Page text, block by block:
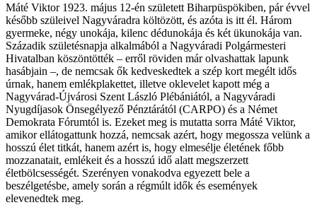
Máté Viktor 1923. május 12-én született Biharpüspökiben, pár évvel
később szüleivel Nagyváradra költözött, és azóta is itt él. Három
gyermeke, négy unokája, kilenc dédunokája és két ükunokája van.
Századik születésnapja alkalmából a Nagyváradi Polgármesteri
Hivatalban köszöntötték – erről röviden már olvashattak lapunk
hasábjain –, de nemcsak ők kedveskedtek a szép kort megélt idős
úrnak, hanem emlékplakettet, illetve oklevelet kapott még a
Nagyvárad-Újvárosi Szent László Plébániától, a Nagyváradi
Nyugdíjasok Önsegélyező Pénztárától (CARPO) és a Német
Demokrata Fórumtól is. Ezeket meg is mutatta sorra Máté Viktor,
amikor ellátogattunk hozzá, nemcsak azért, hogy megossza velünk a
hosszú élet titkát, hanem azért is, hogy elmesélje életének főbb
mozzanatait, emlékeit és a hosszú idő alatt megszerzett
életbölcsességét. Szerényen vonakodva egyezett bele a
beszélgetésbe, amely során a régmúlt idők és események
elevenedtek meg.